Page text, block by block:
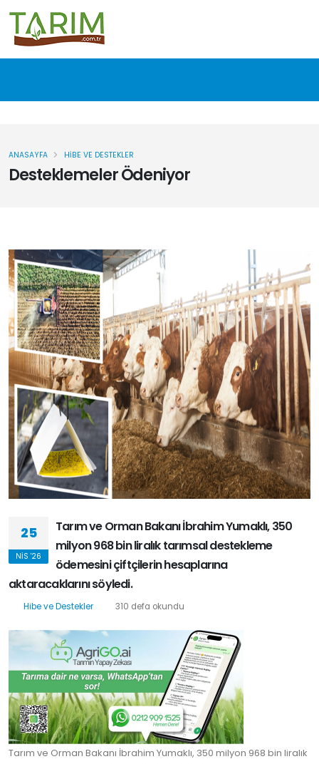
Desteklemeler Ödeniyor
ANASAYFA HIBE VE DESTEKLER
25
NIS '26
Tarım ve Orman Bakanı İbrahim Yumaklı, 350
milyon 968 bin liralık tarımsal destekleme
ödemesini çiftçilerin hesaplarına
aktaracaklarını söyledi.
Hibe ve Destekler 310 defa okundu
Tarım ve Orman Bakanı İbrahim Yumaklı, 350 milyon 968 bin liralık